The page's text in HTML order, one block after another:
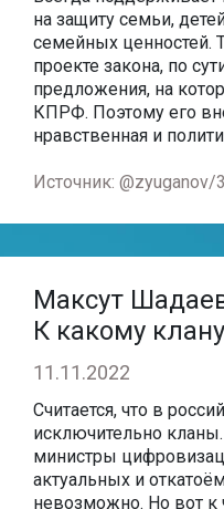
на защиту семьи,
семейных ценностей.
проекте закона, по
предложения, на
КПРФ. Поэтому его
нравственная и
Источник: @zyuganov/
Максут
К какому
11.11.2022
Считается, что в
исключительно
министры
актуальных и
невозможно. Но вот к